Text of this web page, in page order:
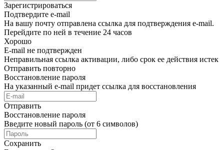
Зарегистрироваться
Подтвердите e-mail
На вашу почту отправлена ссылка для подтверждения e-mail.
Перейдите по ней в течение 24 часов
Хорошо
E-mail не подтвержден
Неправильная ссылка активации, либо срок ее действия истек
Отправить повторно
Восстановление пароля
На указанный e-mail придет ссылка для восстановления
Отправить
Восстановление пароля
Введите новый пароль (от 6 символов)
Сохранить